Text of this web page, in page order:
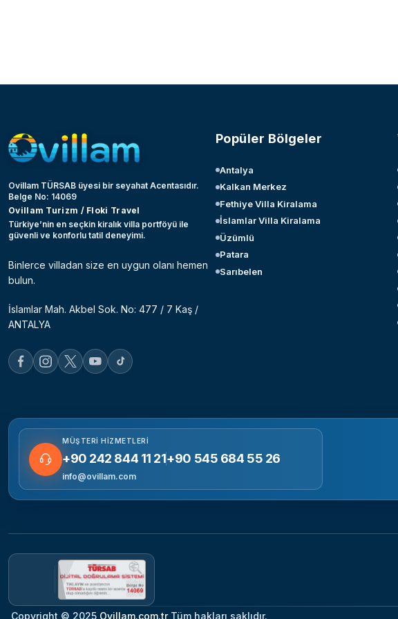
Ovillam TÜRSAB üyesi bir seyahat Acentasıdır.
Belge No: 14069
Ovillam Turizm / Floki Travel
Türkiye’nin en seçkin kiralık villa portföyü ile
güvenli ve konforlu tatil deneyimi.
Binlerce villadan size en uygun olanı hemen
bulun.
İslamlar Mah. Akbel Sok. No: 477 / 7 Kaş /
ANTALYA
Popüler Bölgeler
Antalya
Kalkan Merkez
Fethiye Villa Kiralama
İslamlar Villa Kiralama
Üzümlü
Patara
Sarıbelen
MÜŞTERI HIZMETLERI
+90 242 844 11 21+90 545 684 55 26
info@ovillam.com
Copyright © 2025 Ovillam.com.trTüm hakları saklıdır.